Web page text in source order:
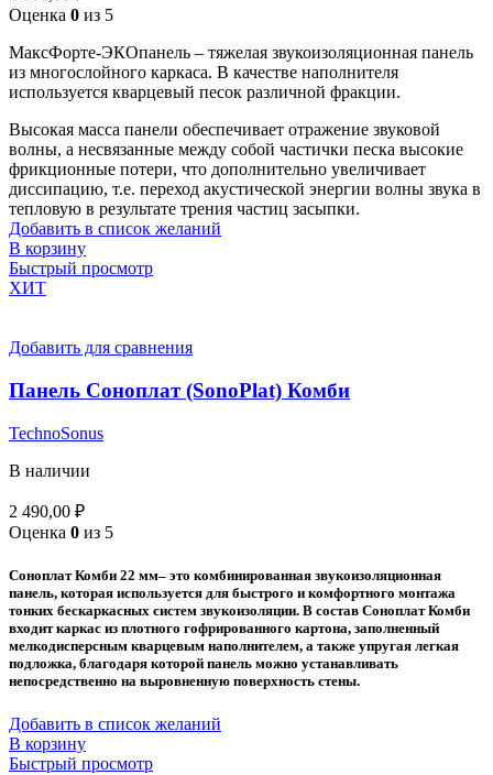
Оценка 0 из 5
МаксФорте-ЭКОпанель – тяжелая звукоизоляционная панель
из многослойного каркаса. В качестве наполнителя
используется кварцевый песок различной фракции.
Высокая масса панели обеспечивает отражение звуковой
волны, а несвязанные между собой частички песка высокие
фрикционные потери, что дополнительно увеличивает
диссипацию, т.е. переход акустической энергии волны звука в
тепловую в результате трения частиц засыпки.
Добавить в список желаний
В корзину
Быстрый просмотр
ХИТ
Добавить для сравнения
Панель Соноплат (SonoPlat) Комби
TechnoSonus
В наличии
2 490,00 ₽
Оценка 0 из 5
Соноплат Комби 22 мм– это комбинированная звукоизоляционная
панель, которая используется для быстрого и комфортного монтажа
тонких бескаркасных систем звукоизоляции. В состав Соноплат Комби
входит каркас из плотного гофрированного картона, заполненный
мелкодисперсным кварцевым наполнителем, а также упругая легкая
подложка, благодаря которой панель можно устанавливать
непосредственно на выровненную поверхность стены.
Добавить в список желаний
В корзину
Быстрый просмотр